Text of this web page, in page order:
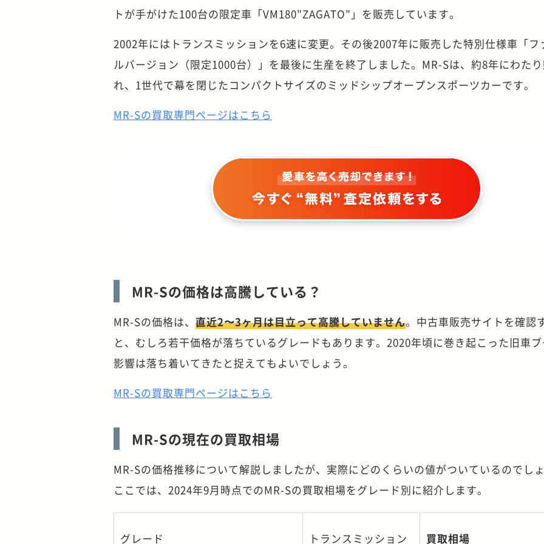
トが手がけた100台の限定車「VM180"ZAGATO"」を販売しています。
2002年にはトランスミッションを6速に変更。その後2007年に販売した特別仕様車「フ
ルバージョン（限定1000台）」を最後に生産を終了しました。MR-Sは、約8年にわた
れ、1世代で幕を閉じたコンパクトサイズのミッドシップオープンスポーツカーです。
MR-Sの買取専門ページはこちら
MR-Sの価格は高騰している？
MR-Sの価格は、直近2〜3ヶ月は目立って高騰していません。中古車販売サイトを確認
と、むしろ若干価格が落ちているグレードもあります。2020年頃に巻き起こった旧車
影響は落ち着いてきたと捉えてもよいでしょう。
MR-Sの買取専門ページはこちら
MR-Sの現在の買取相場
MR-Sの価格推移について解説しましたが、実際にどのくらいの値がついているのでしょ
ここでは、2024年9月時点でのMR-Sの買取相場をグレード別に紹介します。
グレード トランスミッション 買取相場